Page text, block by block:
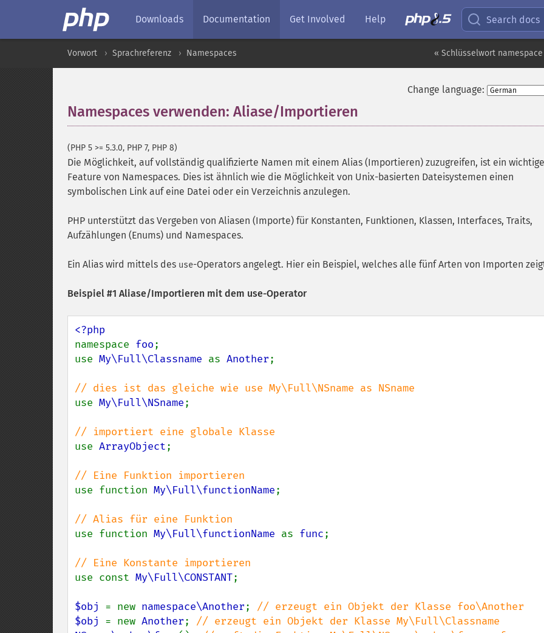
Downloads Documentation Get Involved Help Search docs
« Schlüsselwort namespace
Vorwort Sprachreferenz Namespaces
Change language:
Namespaces verwenden: Aliase/Importieren
(PHP 5 >= 5.3.0, PHP 7, PHP 8)
Die Möglichkeit, auf vollständig qualifizierte Namen mit einem Alias (Importieren) zuzugreifen, ist ein
Feature von Namespaces. Dies ist ähnlich wie die Möglichkeit von Unix-basierten Dateisystemen einen
symbolischen Link auf eine Datei oder ein Verzeichnis anzulegen.
PHP unterstützt das Vergeben von Aliasen (Importe) für Konstanten, Funktionen, Klassen, Interfaces, Traits,
Aufzählungen (Enums) und Namespaces.
Ein Alias wird mittels des use-Operators angelegt. Hier ein Beispiel, welches alle fünf Arten von Importen
Beispiel #1 Aliase/Importieren mit dem use-Operator
namespace foo;
use My\Full\Classname as Another;
use My\Full\NSname;
use ArrayObject;
use function My\Full\functionName;
use function My\Full\functionName as func;
use const My\Full\CONSTANT;
$obj = new namespace\Another;
$obj = new Another;